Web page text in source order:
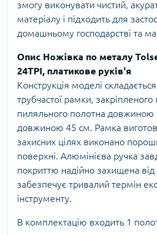
змогу виконувати чистий,
матеріалу і підходить для
домашньому господарстві та
Опис Ножівка по металу
24TPI, платикове руків'я
Конструкція моделі
трубчастої рамки, закріпленого
пиляльного полотна довжиною
довжиною 45 см. Рамка
захисних цілях виконано
поверхні. Алюмінієва ручка
покриттю надійно захищена від
забезпечує тривалий термін
інструменту.
В комплектацію входить 1